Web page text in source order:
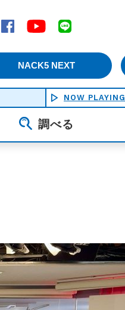
Facebook YouTube
NACK5 NEXT
NOW PLAYING
調べる